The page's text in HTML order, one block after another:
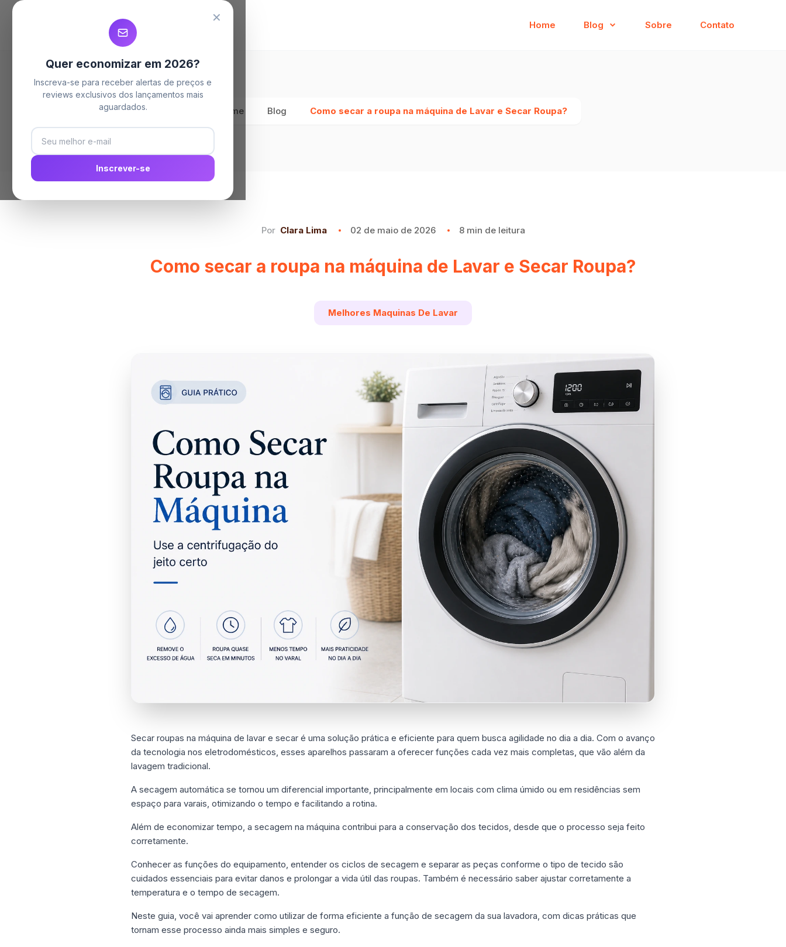
Home Blog Sobre Contato
Home Blog Como secar a roupa na máquina de Lavar e Secar Roupa?
Por Clara Lima 02 de maio de 2026 8 min de leitura
Como secar a roupa na máquina de Lavar e Secar Roupa?
Melhores Maquinas De Lavar
Secar roupas na máquina de lavar e secar é uma solução prática e eficiente para quem busca agilidade no dia a dia. Com o avanço
da tecnologia nos eletrodomésticos, esses aparelhos passaram a oferecer funções cada vez mais completas, que vão além da
lavagem tradicional.
A secagem automática se tornou um diferencial importante, principalmente em locais com clima úmido ou em residências sem
espaço para varais, otimizando o tempo e facilitando a rotina.
Além de economizar tempo, a secagem na máquina contribui para a conservação dos tecidos, desde que o processo seja feito
corretamente.
Conhecer as funções do equipamento, entender os ciclos de secagem e separar as peças conforme o tipo de tecido são
cuidados essenciais para evitar danos e prolongar a vida útil das roupas. Também é necessário saber ajustar corretamente a
temperatura e o tempo de secagem.
Neste guia, você vai aprender como utilizar de forma eficiente a função de secagem da sua lavadora, com dicas práticas que
tornam esse processo ainda mais simples e seguro.
✕
Quer economizar em 2026?
Inscreva-se para receber alertas de preços e
reviews exclusivos dos lançamentos mais
aguardados.
Inscrever-se